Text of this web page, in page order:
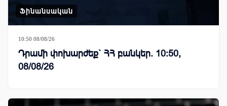
Ֆինանսական
10:50 08/08/26
Դրամի փոխարժեք` ՀՀ բանկեր. 10:50,
08/08/26